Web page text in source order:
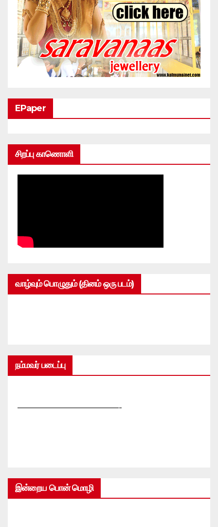
EPaper
சிறப்பு காணொளி
வாழ்வும் பொழுதும் (தினம் ஒரு படம்)
நம்மவர் படைப்பு
—————————————-
இன்றைய பொன் மொழி